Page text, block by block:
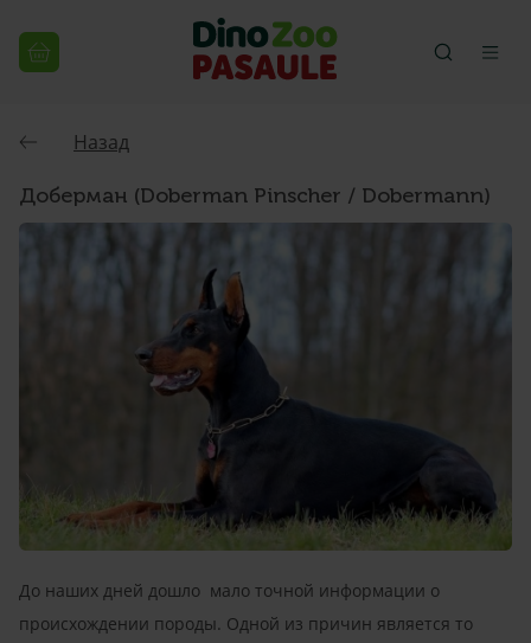
Назад
Доберман (Doberman Pinscher / Dobermann)
До наших дней дошло мало точной информации о
происхождении породы. Одной из причин является то